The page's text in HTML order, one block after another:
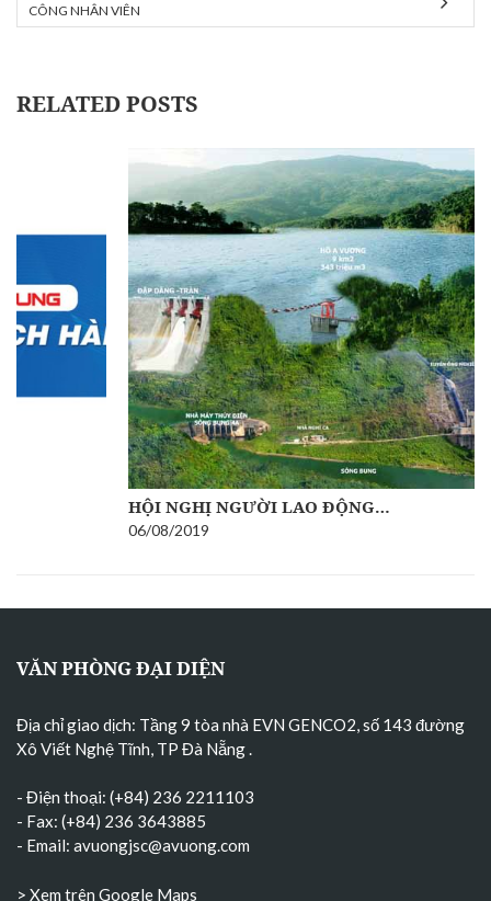
CÔNG NHÂN VIÊN
RELATED POSTS
HỘI NGHỊ NGƯỜI LAO ĐỘNG…
VĂN PHÒNG ĐẠI DIỆN
Địa chỉ giao dịch: Tầng 9 tòa nhà EVN GENCO2, số 143 đường
Xô Viết Nghệ Tĩnh, TP Đà Nẵng
- Điện thoại: (+84) 236 2211103
- Fax: (+84) 236 3643885
- Email: avuongjsc@avuong.com
> Xem trên Google Maps